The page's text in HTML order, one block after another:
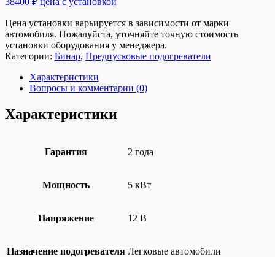
Цена установки варьируется в зависимости от марки
автомобиля. Пожалуйста, уточняйте точную стоимость
установки оборудования у менеджера.
Категории: Бинар, Предпусковые подогреватели
Характеристики
Вопросы и комментарии (0)
Характеристики
Гарантия 2 года
Мощность 5 кВт
Напряжение 12 В
Назначение подогревателя Легковые автомобили